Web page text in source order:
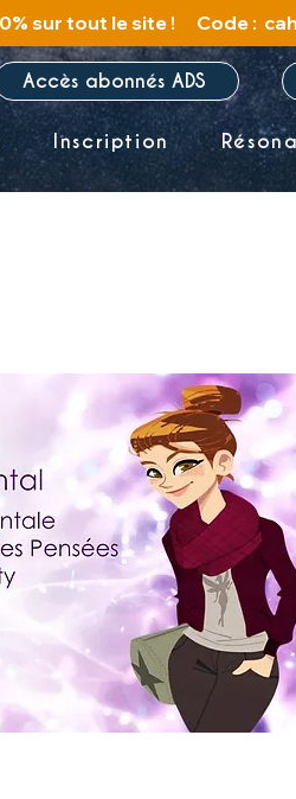
Accès abonnés ADS
Inscription